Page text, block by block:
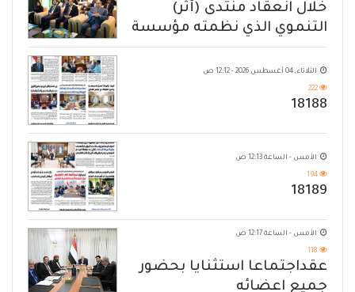
خلال انعقاد منتدى (أثر)
التنموي الذي نظمته مؤسسة
حضرموت
الثلاثاء, 04 أغسطس 2026 - 12:12 ص
222
18188
الأمس - الساعة 12:13 ص
194
18189
الأمس - الساعة 12:17 ص
118
عقداجتماعا استثنايا بحضور
جميع اعضائه